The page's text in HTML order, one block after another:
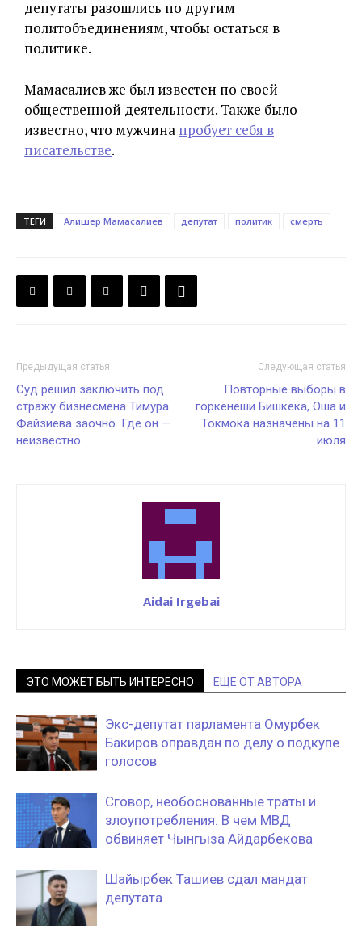
депутаты разошлись по другим
политобъединениям, чтобы остаться в
политике.
Мамасалиев же был известен по своей
общественной деятельности. Также было
известно, что мужчина пробует себя в
писательстве.
ТЕГИ Алишер Мамасалиев депутат политик смерть
Предыдущая статья
Суд решил заключить под
стражу бизнесмена Тимура
Файзиева заочно. Где он —
неизвестно
Следующая статья
Повторные выборы в
горкенеши Бишкека, Оша и
Токмока назначены на 11
июля
Aidai Irgebai
ЭТО МОЖЕТ БЫТЬ ИНТЕРЕСНО ЕЩЕ ОТ АВТОРА
Экс-депутат парламента Омурбек
Бакиров оправдан по делу о подкупе
голосов
Сговор, необоснованные траты и
злоупотребления. В чем МВД
обвиняет Чынгыза Айдарбекова
Шайырбек Ташиев сдал мандат
депутата